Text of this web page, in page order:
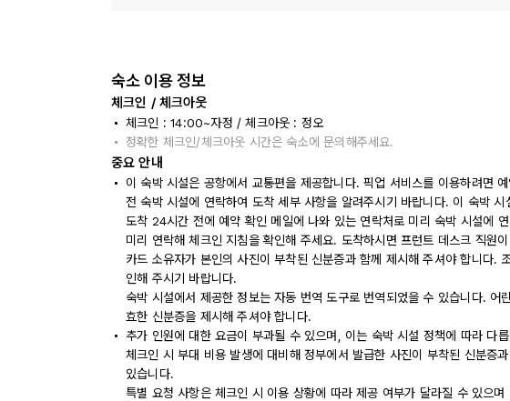
숙소 이용 정보
체크인 / 체크아웃
체크인 : 14:00~자정 / 체크아웃 : 정오
정확한 체크인/체크아웃 시간은 숙소에 문의해주세요.
중요 안내
이 숙박 시설은 공항에서 교통편을 제공합니다. 픽업 서비스를 이용하려면
전 숙박 시설에 연락하여 도착 세부 사항을 알려주시기 바랍니다. 이 숙박
도착 24시간 전에 예약 확인 메일에 나와 있는 연락처로 미리 숙박 시설에
미리 연락해 체크인 지침을 확인해 주세요. 도착하시면 프런트 데스크 직원
카드 소유자가 본인의 사진이 부착된 신분증과 함께 제시해 주셔야 합니다.
인해 주시기 바랍니다.
숙박 시설에서 제공한 정보는 자동 번역 도구로 번역되었을 수 있습니다.
효한 신분증을 제시해 주셔야 합니다.
추가 인원에 대한 요금이 부과될 수 있으며, 이는 숙박 시설 정책에 따라 다
체크인 시 부대 비용 발생에 대비해 정부에서 발급한 사진이 부착된 신분증
있습니다.
특별 요청 사항은 체크인 시 이용 상황에 따라 제공 여부가 달라질 수 있으